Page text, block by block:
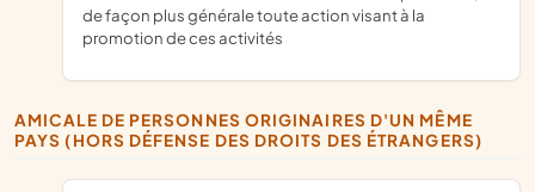
de façon plus générale toute action visant à la
promotion de ces activités
AMICALE DE PERSONNES ORIGINAIRES D'UN MÊME
PAYS (HORS DÉFENSE DES DROITS DES ÉTRANGERS)